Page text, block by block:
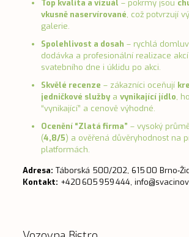
Top kvalita a vizuál – pokrmy jsou
vkusně naservírované, což potvrzují
galerie.
Spolehlivost a dosah – rychlá
dodávka a profesionální realizace
svatebního dne i úklidu po akci.
Skvělé recenze – zákazníci oceňují
jedničkové službya vynikající jídlo,
“vynikající” a cenově výhodné.
Ocenění “Zlatá firma” – vysoký
(4,8/5) a ověřená důvěryhodnost na
platformách.
Adresa: Táborská 500/202, 615 00
Kontakt: +420 605 959 444,